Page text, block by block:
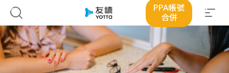
PPA帳號
合併